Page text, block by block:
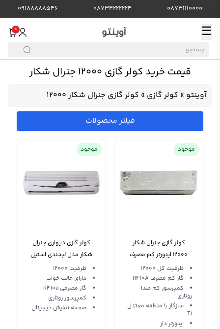
08731110000
08734222224
09188888546
☰
0
قیمت خرید کولر گازی 12000 جنرال شکار
آوینتو » کولر گازی » کولر گازی جنرال شکار 12000
فیلتر محصولات
موجود
کولر گازی جنرال شکار
12000 اینورتر کم مصرف
GNRINV-12-I
ظرفیت کل 12000
گاز کم مصرف R410A
کمپرسور کم صدا
روتاری
سازگار با منطقه معتدل
T1
اینورتر دار
موجود
کولر گازی دیواری جنرال
شکار مدل لبخندی استیل
12000 GNRR-12GRAA-I T3ظرفیت 12000
دارای حالت خواب
گاز مصرفی R410a
کمپرسور روتاری
صفحه نمایش دیجیتال